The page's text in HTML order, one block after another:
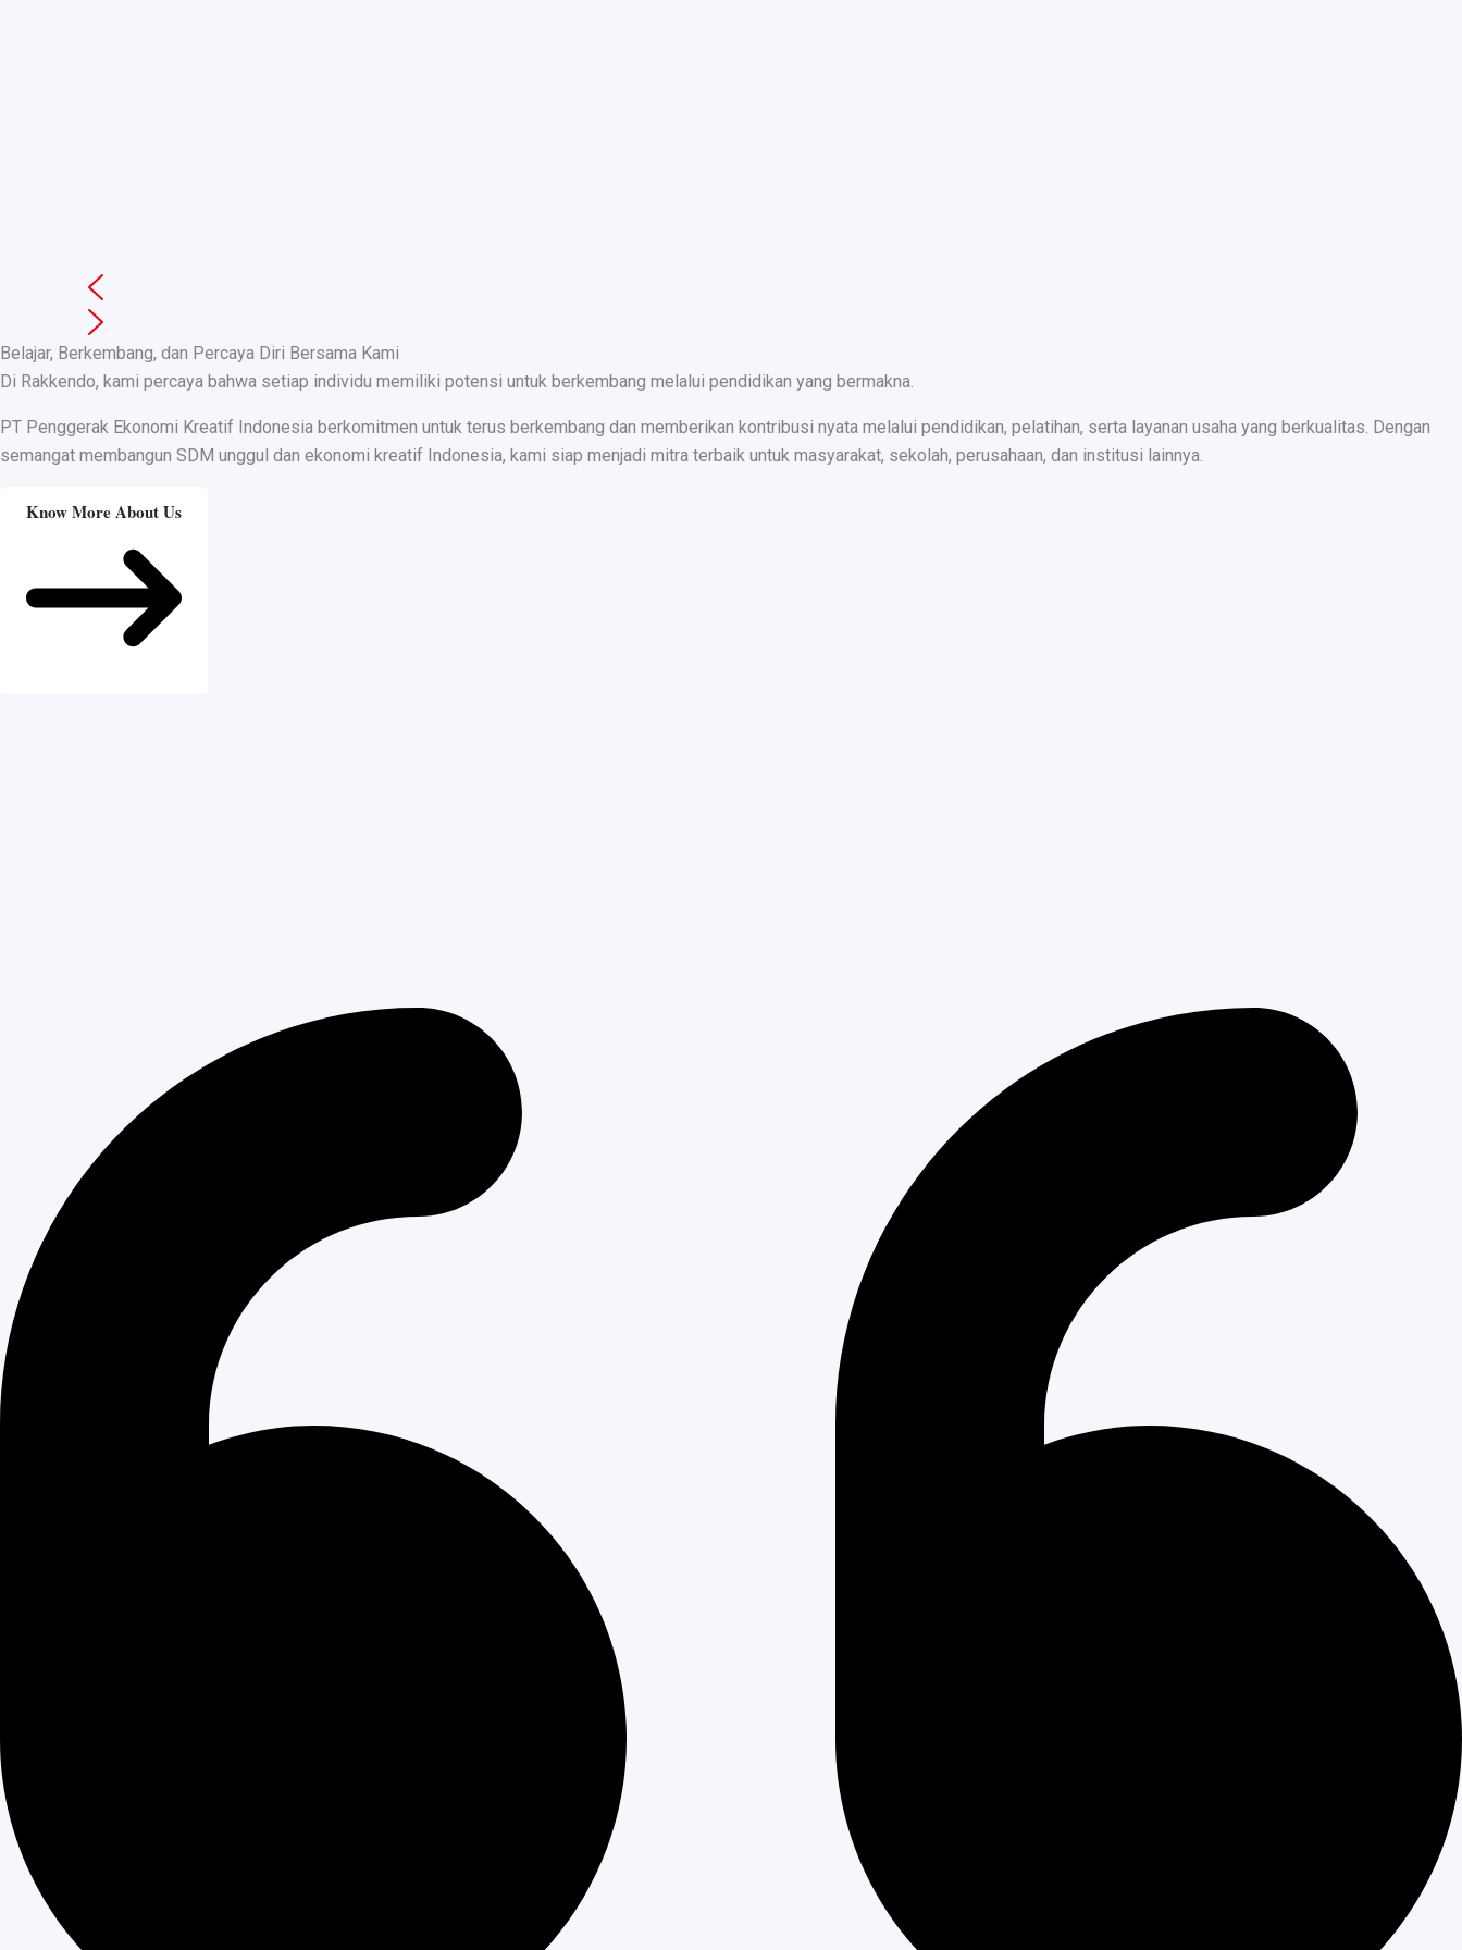
Belajar, Berkembang, dan Percaya Diri Bersama Kami
Di Rakkendo, kami percaya bahwa setiap individu memiliki potensi untuk berkembang melalui pendidikan yang bermakna.
PT Penggerak Ekonomi Kreatif Indonesia berkomitmen untuk terus berkembang dan memberikan kontribusi nyata melalui pendidikan, pelatihan, serta layanan usaha yang berkualitas. Dengan
semangat membangun SDM unggul dan ekonomi kreatif Indonesia, kami siap menjadi mitra terbaik untuk masyarakat, sekolah, perusahaan, dan institusi lainnya.
Know More About Us